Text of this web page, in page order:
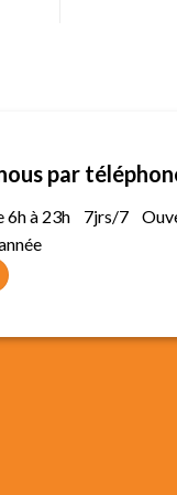
par
6h à 23h 7jrs/7